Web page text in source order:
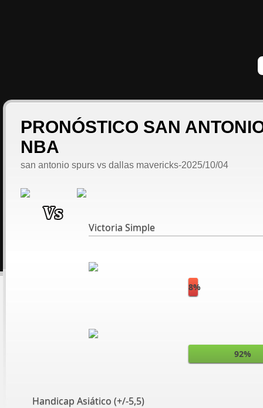
PRONÓSTICO SAN
NBA
san antonio spurs vs dallas mavericks-2025/10/04
Victoria Simple
8%
92%
Handicap Asiático (+/-5,5)